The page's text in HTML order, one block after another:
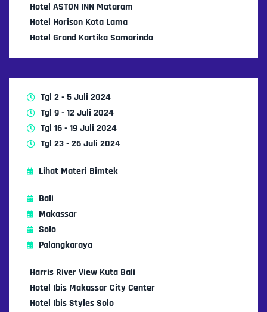
Hotel ASTON INN Mataram
Hotel Horison Kota Lama
Hotel Grand Kartika Samarinda
Tgl 2 - 5 Juli 2024
Tgl 9 - 12 Juli 2024
Tgl 16 - 19 Juli 2024
Tgl 23 - 26 Juli 2024
Lihat Materi Bimtek
Bali
Makassar
Solo
Palangkaraya
Harris River View Kuta Bali
Hotel Ibis Makassar City Center
Hotel Ibis Styles Solo